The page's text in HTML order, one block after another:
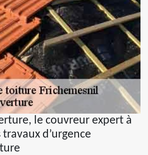
le couvreur expert à
d’urgence